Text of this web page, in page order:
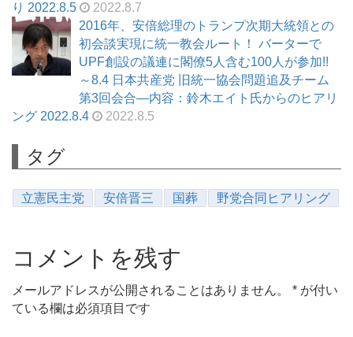
り 2022.8.5
2022.8.7
2016年、安倍総理のトランプ次期大統領との
初会談実現に統一教会ルート！ バーターで
UPF創設の議連に閣僚5人含む100人が参加!!
～8.4 日本共産党 旧統一協会問題追及チーム
第3回会合―内容：鈴木エイト氏からのヒアリ
ング 2022.8.4
2022.8.5
タグ
立憲民主党 安倍晋三 国葬 野党合同ヒアリング
コメントを残す
メールアドレスが公開されることはありません。 * が付い
ている欄は必須項目です